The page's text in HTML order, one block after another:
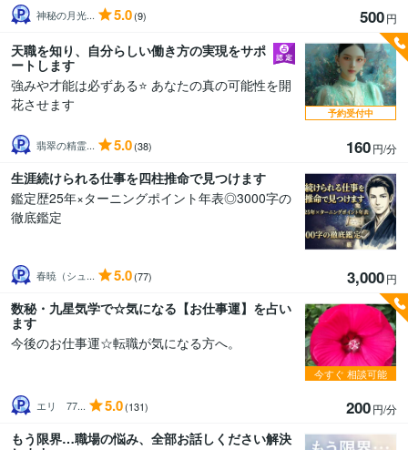
神秘の月光... 5.0(9) 500円
天職を知り、自分らしい働き方の実現をサポ
ートします
強みや才能は必ずある⭐ あなたの真の可能性を開
花させます
翡翠の精霊... 5.0(38) 160円/分
予約受付中
生涯続けられる仕事を四柱推命で見つけます
鑑定歴25年×ターニングポイント年表◎3000字の
徹底鑑定
春暁（シュ... 5.0(77) 3,000円
数秘・九星気学で☆気になる【お仕事運】を占い
ます
今後のお仕事運☆転職が気になる方へ。
エリ 77... 5.0(131) 200円/分
今すぐ 相談可能
もう限界…職場の悩み、全部お話しください解決